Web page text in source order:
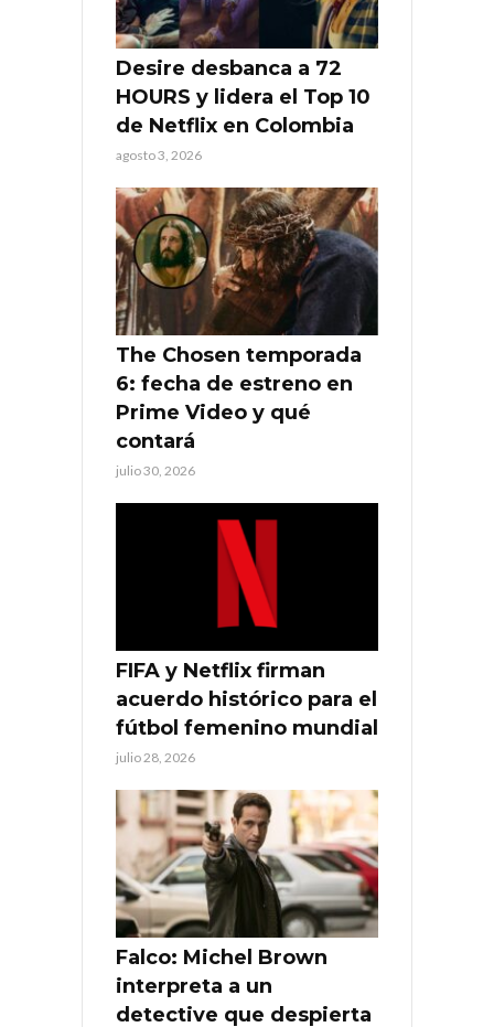
Desire desbanca a 72
HOURS y lidera el Top 10
de Netflix en Colombia
agosto 3, 2026
The Chosen temporada
6: fecha de estreno en
Prime Video y qué
contará
julio 30, 2026
FIFA y Netflix firman
acuerdo histórico para el
fútbol femenino mundial
julio 28, 2026
Falco: Michel Brown
interpreta a un
detective que despierta